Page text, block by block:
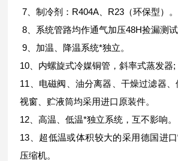
7、制冷剂：R404A、R23（环保型）。
8、系统管路均作通气加压48H捡漏测试
9、加温、降温系统*独立。
10、内螺旋式冷媒铜管，斜率式蒸发器;
11、电磁阀、油分离器、干燥过滤器
视窗、贮液筒均采用进口原装件。
12、高温、低温*独立系统，互不影响。
13、超低温或体积较大的采用德国进
压缩机。